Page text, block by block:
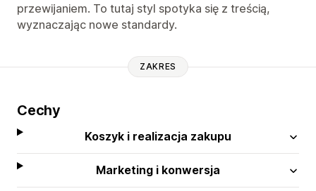
przewijaniem. To tutaj styl spotyka się z treścią,
wyznaczając nowe standardy.
ZAKRES
Cechy
Koszyk i realizacja zakupu
Marketing i konwersja